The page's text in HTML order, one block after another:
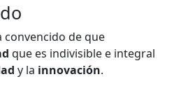
convencido de que
que es indivisible e integral
y la innovación.